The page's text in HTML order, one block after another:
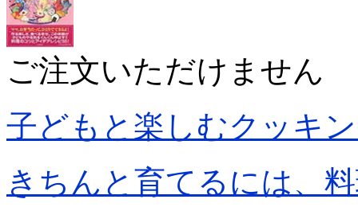
ご注文いただけません
子どもと楽しむクッキ
きちんと育てるには、